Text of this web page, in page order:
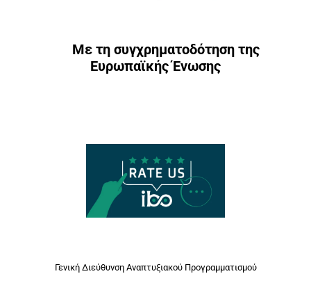
Με τη συγχρηματοδότηση της
Ευρωπαϊκής Ένωσης
Γενική Διεύθυνση Αναπτυξιακού Προγραμματισμού